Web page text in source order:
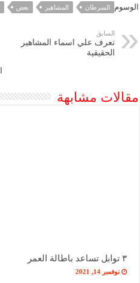
الوسوم السرطان المشاهير بعض
السابق
تعرف علي اسماء المشاهير
الحقيقية
مقالات مشابهة
٣ توابل تساعد باطالة العمر
نوفمبر 14, 2021